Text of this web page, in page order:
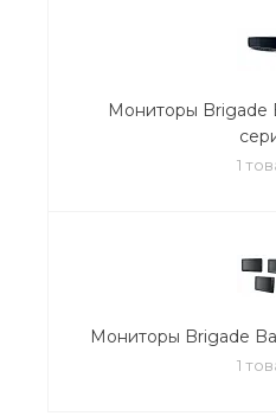
Мониторы Brigade
1
Мониторы Brigade
1